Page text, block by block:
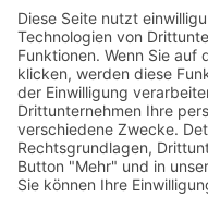
vorsichtig von
Objektträger
Oberfläche Zellen
Trocknung der
der Biopsie für die
in Formalin.